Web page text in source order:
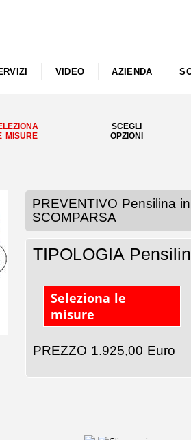
VIDEO AZIENDA
MISURE
SCEGLI
OPZIONI
PREVENTIVO Pensilina
SCOMPARSA
TIPOLOGIA
Seleziona le
misure
PREZZO1.925,00 Euro